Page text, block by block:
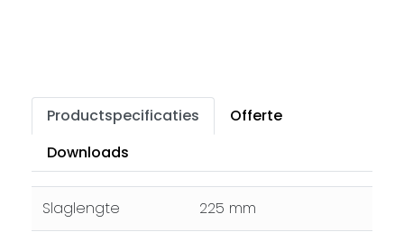
Productspecificaties
Offerte
Downloads
Slaglengte 225 mm